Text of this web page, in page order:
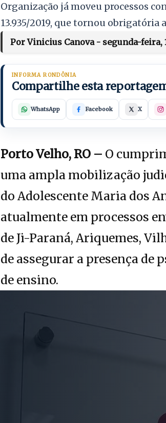
Organização já moveu processos
13.935/2019, que tornou obrigatória
Por Vinicius Canova - segunda-feira,
INFORMA RONDÔNIA
Compartilhe esta
WhatsApp Facebook X
Porto Velho, RO – O
uma ampla mobilização
do Adolescente Maria dos
atualmente em processos
de Ji-Paraná, Ariquemes,
de assegurar a presença de
de ensino.